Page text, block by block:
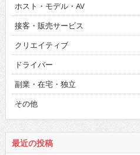
ホスト・モデル・AV
接客・販売サービス
クリエイティブ
ドライバー
副業・在宅・独立
その他
最近の投稿